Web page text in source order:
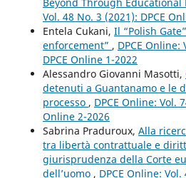
Vol. 48 No. 3 (2021): DPCE
Entela Cukani, Il “Polish
enforcement” , DPCE Online:
DPCE Online 1-2022
Alessandro Giovanni Masotti,
detenuti a Guantanamo e le
processo , DPCE Online: Vol.
Online 2-2026
Sabrina Praduroux, Alla
tra libertà contrattuale e
giurisprudenza della Corte
dell’uomo , DPCE Online: Vol.